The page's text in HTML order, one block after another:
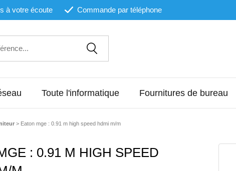
à votre écoute Commande par téléphone
Toute l'informatique Fournitures de bureau
> Eaton mge : 0.91 m high speed hdmi m/m
: 0.91 M HIGH SPEED